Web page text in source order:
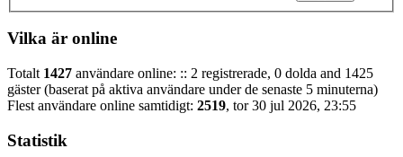
Vilka är online
Totalt 1427 användare online: :: 2 registrerade, 0 dolda and 1425
gäster (baserat på aktiva användare under de senaste 5 minuterna)
Flest användare online samtidigt: 2519, tor 30 jul 2026, 23:55
Statistik